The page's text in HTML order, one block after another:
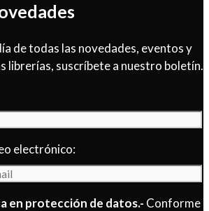
de todas las novedades, eventos y
librerías, suscríbete a nuestro boletín.
electrónico:
en protección de datos.- Conforme